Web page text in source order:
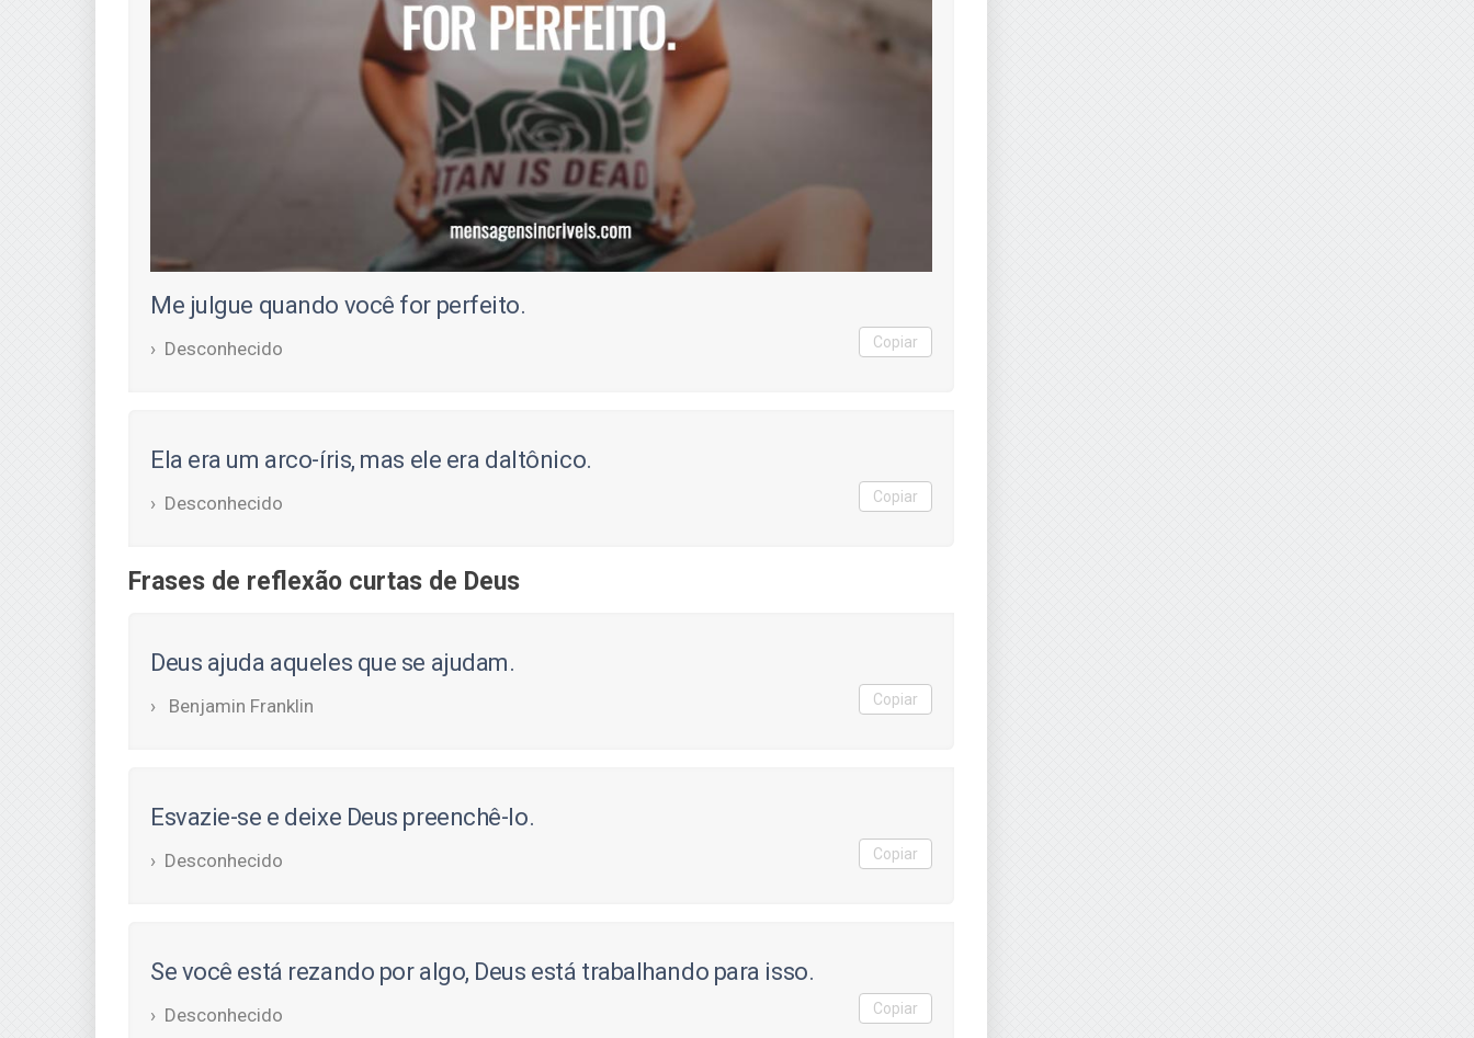
Me julgue quando você for perfeito.
Desconhecido Copiar
Ela era um arco-íris, mas ele era daltônico.
Desconhecido Copiar
Frases de reflexão curtas de Deus
Deus ajuda aqueles que se ajudam.
Benjamin Franklin Copiar
Esvazie-se e deixe Deus preenchê-lo.
Desconhecido Copiar
Se você está rezando por algo, Deus está trabalhando para isso.
Desconhecido Copiar